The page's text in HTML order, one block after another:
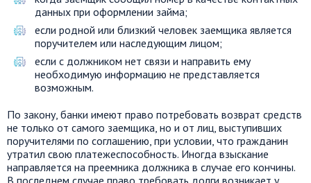
данных при оформлении займа;
если родной или близкий человек заемщика является
поручителем или наследующим лицом;
если с должником нет связи и направить ему
необходимую информацию не представляется
возможным.
По закону, банки имеют право потребовать возврат средств
не только от самого заемщика, но и от лиц, выступивших
поручителями по соглашению, при условии, что гражданин
утратил свою платежеспособность. Иногда взыскание
направляется на преемника должника в случае его кончины.
В последнем случае право требовать долги возникает у